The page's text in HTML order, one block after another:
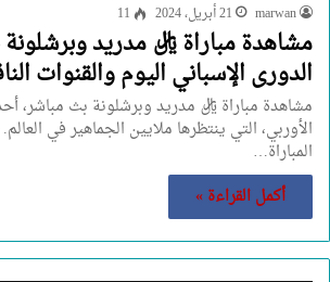
marwan 21 أبريل، 2024 11
مشاهدة مباراة ريال مدريد
الدورى الإسباني اليوم والقنوات
مشاهدة مباراة ريال مدريد وبرشلونة بث مباشر،
الأوربي، التي ينتظرها ملايين الجماهير في
المباراة…
أكمل القراءة »